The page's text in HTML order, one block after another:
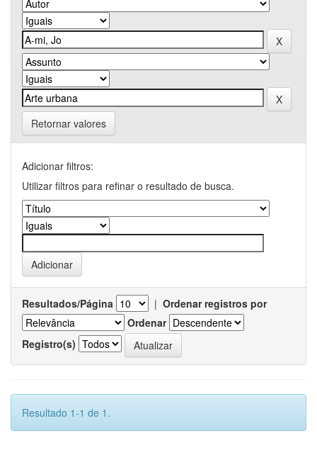
Retornar valores
Adicionar filtros:
Utilizar filtros para refinar o resultado de busca.
Resultados/Página | Ordenar registros por
Ordenar
Registro(s)
Resultado 1-1 de 1.